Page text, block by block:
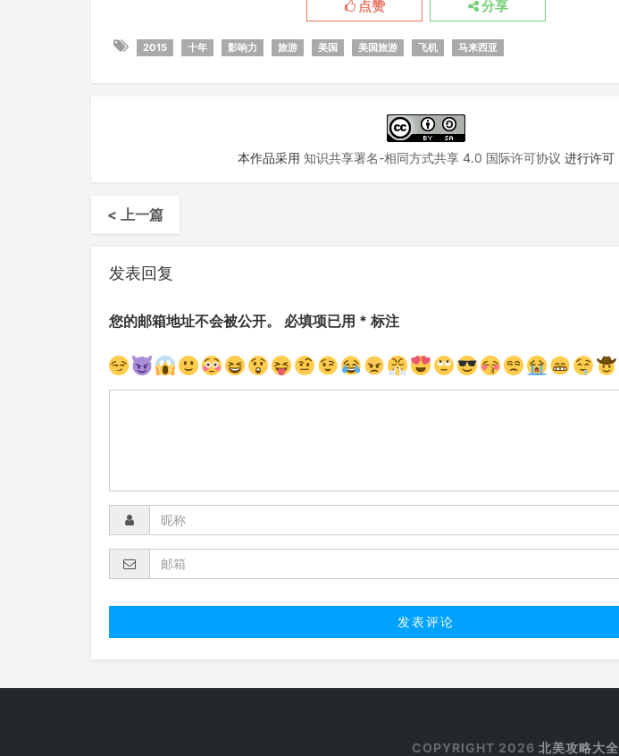
点赞 分享
2015 十年 影响力 旅游 美国 美国旅游 飞机 马来西亚
本作品采用 知识共享署名-相同方式共享 4.0 国际许可协议 进行许可
< 上一篇
发表回复
您的邮箱地址不会被公开。 必填项已用 * 标注
COPYRIGHT 2026 北美攻略大全